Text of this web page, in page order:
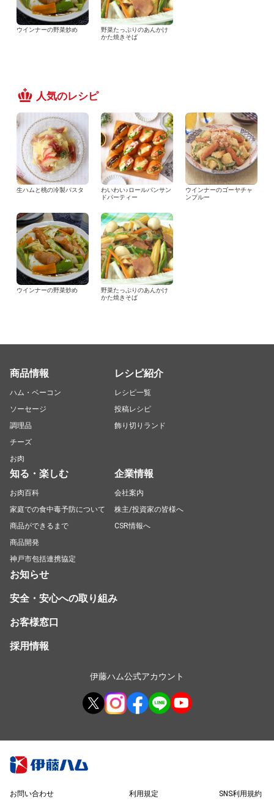
ウインナーの野菜炒め
野菜たっぷりのあんかけ
かた焼きそば
人気のレシピ
生ハムと桃の冷製パスタ
わいわい♪ロールパンサン
ドパーティー
ウインナーのゴーヤチャ
ンプルー
ウインナーの野菜炒め
野菜たっぷりのあんかけ
かた焼きそば
商品情報
ハム・ベーコン
ソーセージ
調理品
チーズ
お肉
レシピ紹介
レシピ一覧
投稿レシピ
飾り切りランド
知る・楽しむ
お肉百科
家庭での食中毒予防について
商品ができるまで
商品開発
神戸市包括連携協定
企業情報
会社案内
株主/投資家の皆様へ
CSR情報へ
お知らせ
安全・安心への取り組み
お客様窓口
採用情報
伊藤ハム公式アカウント
お問い合わせ 利用規定 SNS利用規約